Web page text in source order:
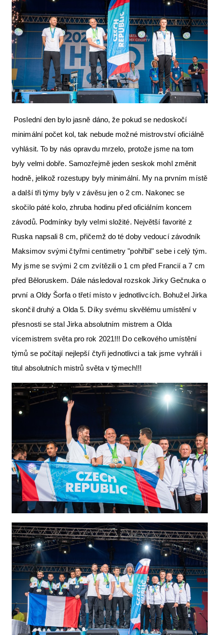
Poslední den bylo jasně dáno, že pokud se nedoskočí
minimální počet kol, tak nebude možné mistrovství oficiálně
vyhlásit. To by nás opravdu mrzelo, protože jsme na tom
byly velmi dobře. Samozřejmě jeden seskok mohl změnit
hodně, jelikož rozestupy byly minimální. My na prvním místě
a další tři týmy byly v závěsu jen o 2 cm. Nakonec se
skočilo páté kolo, zhruba hodinu před oficiálním koncem
závodů. Podmínky byly velmi složité. Největší favorité z
Ruska napsali 8 cm, přičemž do té doby vedoucí závodník
Maksimov svými čtyřmi centimetry "pohřbil" sebe i celý tým.
My jsme se svými 2 cm zvítězili o 1 cm před Francií a 7 cm
před Běloruskem. Dále následoval rozskok Jirky Gečnuka o
první a Oldy Šorfa o třetí místo v jednotlivcích. Bohužel Jirka
skončil druhý a Olda 5. Díky svému skvělému umístění v
přesnosti se stal Jirka absolutním mistrem a Olda
vícemistrem světa pro rok 2021!!! Do celkového umístění
týmů se počítají nejlepší čtyři jednotlivci a tak jsme vyhráli i
titul absolutních mistrů světa v týmech!!!